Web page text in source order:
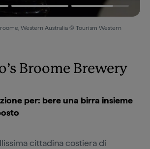
Western Australia © Tourism Western
Broome Brewery
per: bere una birra insieme
cittadina costiera di